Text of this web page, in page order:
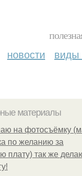
новости виды
материалы
на фотосъёмку
по желанию за
плату) так же